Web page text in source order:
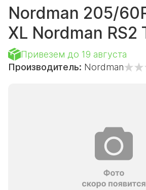
Nordman 205/
XL Nordman RS2
Привезем до 19 августа
Производитель: Nordman